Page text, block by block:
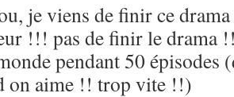
je viens de finir ce
!!! pas de finir le drama
pendant 50 épisodes
on aime !! trop vite !!)